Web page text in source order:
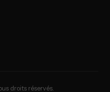
droits réservés.